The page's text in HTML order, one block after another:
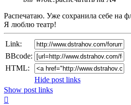
Распечатаю. Уже сохранила себе на
Я люблю театр!
Link:
BBcode:
HTML:
Hide post links
Show post links